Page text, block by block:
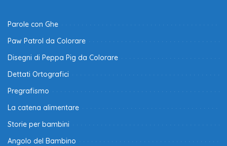
Parole con Ghe
Paw Patrol da Colorare
Disegni di Peppa Pig da Colorare
Dettati Ortografici
Pregrafismo
La catena alimentare
Storie per bambini
Angolo del Bambino